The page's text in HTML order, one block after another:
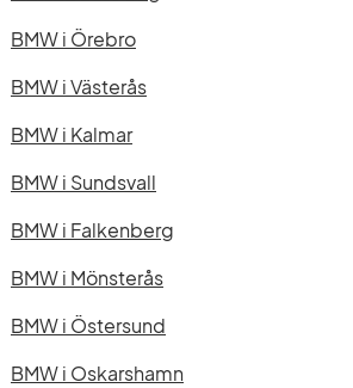
BMW i Örebro
BMW i Västerås
BMW i Kalmar
BMW i Sundsvall
BMW i Falkenberg
BMW i Mönsterås
BMW i Östersund
BMW i Oskarshamn